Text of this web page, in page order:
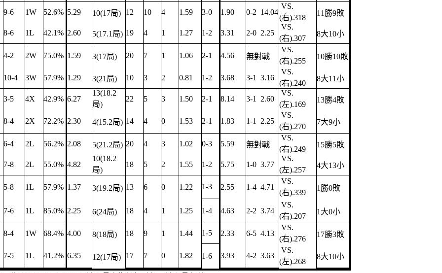
9-6 1W 52.6% 5.29 10(17局) 12 10 4 1.59 3-0 1.90 0-2 14.04
VS.
(右).318
11勝9敗
8-6 1L 42.1% 2.60 5(17.1局) 19 4 1 1.27 1-2 3.31 2-0 2.25
VS.
(右).307
8大10小
4-2 2W 75.0% 1.59 3(17局) 20 7 1 1.06 2-1 4.56 無對戰
VS.
(右).255
10勝10敗
10-4 3W 57.9% 1.29 3(21局) 10 3 2 0.81 1-2 3.68 3-1 3.16
VS.
(右).240
8大11小
3-5 4X 42.9% 6.27
13(18.2
局)
22 5 3 1.50 2-1 8.14 3-1 2.60
VS.
(左).169
13勝4敗
8-4 2X 72.2% 2.30 4(15.2局) 14 4 0 1.53 2-1 1.83 1-1 2.25
VS.
(右).270
7大9小
6-4 2L 56.2% 2.08 5(21.2局) 20 4 3 1.02 0-3 5.59 無對戰
VS.
(右).249
15勝5敗
7-8 2L 55.0% 4.82
10(18.2
局)
18 5 2 1.55 1-2 5.75 1-0 3.77
VS.
(左).257
4大13小
5-8 1L 57.9% 1.37 3(19.2局) 13 6 0 1.22 1-3 2.55 1-4 4.71
VS.
(右).339
1勝0敗
7-6 1L 85.0% 2.25 6(24局) 18 4 1 1.25 1-4 4.63 2-2 3.74
VS.
(右).207
1大0小
8-4 1W 68.4% 4.00 8(18局) 18 9 1 1.44 1-5 2.33 6-5 4.13
VS.
(右).276
17勝3敗
7-5 1L 41.2% 6.35 12(17局) 17 7 0 1.82 1-6 3.93 4-2 3.63
VS.
(左).268
8大10小